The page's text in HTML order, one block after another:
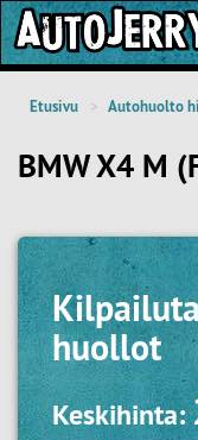
Etusivu Autohuolto
BMW X4 M
huollot
Keskihinta: